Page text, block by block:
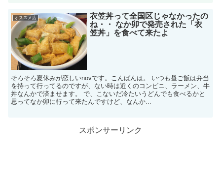
オススメ店
衣笠丼って全国区じゃなかったの
ね・・ なか卯で発売された「衣
笠丼」を食べて来たよ
そろそろ夏休みが恋しいnovです。こんばんは。 いつも昼ご飯は弁当
を持って行ってるのですが、ない時は近くのコンビニ、ラーメン、牛
丼なんかで済ませます。 で、こないだ冷たいうどんでも食べるかと
思ってなか卯に行って来たんですけど、なんか...
スポンサーリンク